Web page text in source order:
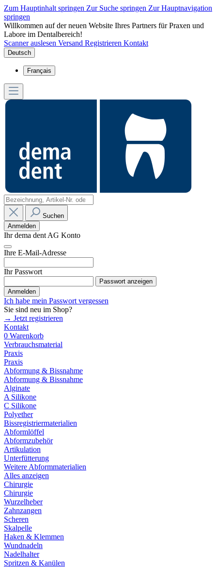
Zum Hauptinhalt springen Zur Suche springen Zur Hauptnavigation
springen
Willkommen auf der neuen Website Ihres Partners für Praxen und
Labore im Dentalbereich!
Scanner auslesen Versand Registrieren Kontakt
Deutsch
Français
Suchen
Anmelden
Ihr dema dent AG Konto
Ihre E-Mail-Adresse
Ihr Passwort
Passwort anzeigen
Anmelden
Ich habe mein Passwort vergessen
Sie sind neu im Shop?
→ Jetzt registrieren
Kontakt
0 Warenkorb
Verbrauchsmaterial
Praxis
Praxis
Abformung & Bissnahme
Abformung & Bissnahme
Alginate
A Silikone
C Silikone
Polyether
Bissregistriermaterialien
Abformlöffel
Abformzubehör
Artikulation
Unterfütterung
Weitere Abformmaterialien
Alles anzeigen
Chirurgie
Chirurgie
Wurzelheber
Zahnzangen
Scheren
Skalpelle
Haken & Klemmen
Wundnadeln
Nadelhalter
Spritzen & Kanülen